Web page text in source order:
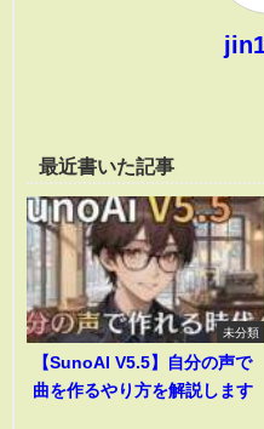
最近書いた記事
未分類
【SunoAI V5.5】自分の声で
曲を作るやり方を解説します